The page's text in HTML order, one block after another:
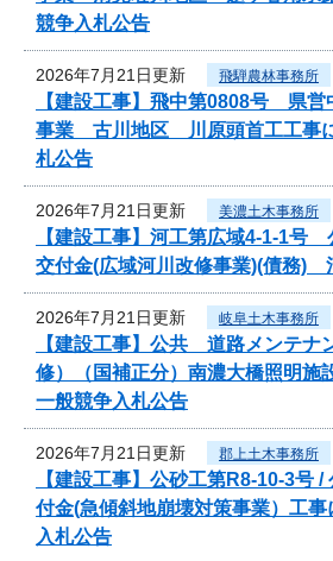
競争入札公告
2026年7月21日更新 飛騨農林事務所
【建設工事】飛中第0808号 県営
事業 古川地区 川原頭首工工事
札公告
2026年7月21日更新 美濃土木事務所
【建設工事】河工第広域4-1-1
交付金(広域河川改修事業)(債務)
2026年7月21日更新 岐阜土木事務所
【建設工事】公共 道路メンテナ
修）（国補正分）南濃大橋照明施
一般競争入札公告
2026年7月21日更新 郡上土木事務所
【建設工事】公砂工第R8-10-3号
付金(急傾斜地崩壊対策事業）工
入札公告